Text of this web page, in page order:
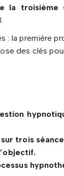
la troisième
la première
des clés
trois